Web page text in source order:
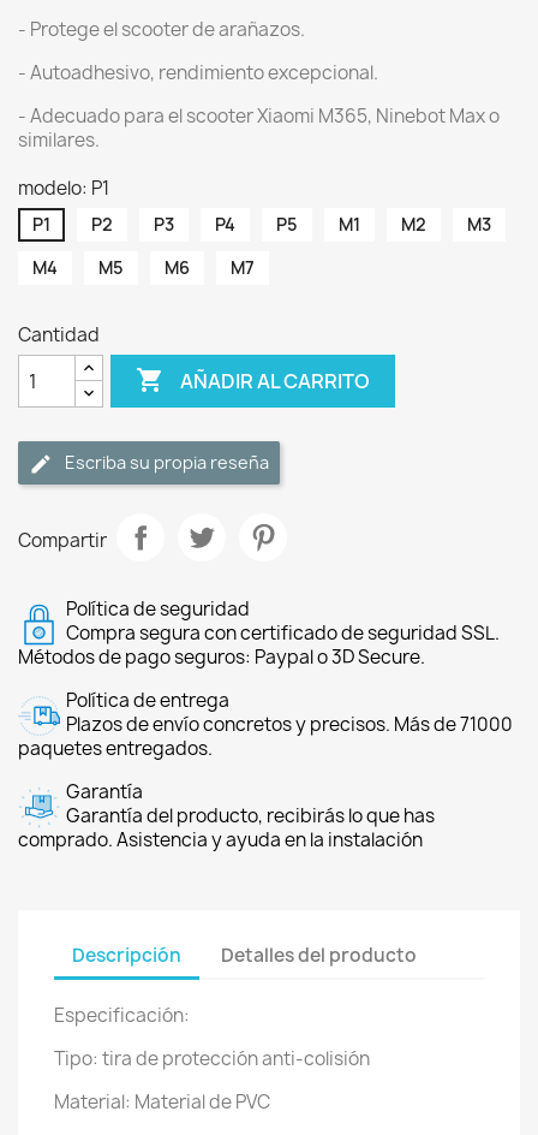
- Protege el scooter de arañazos.
- Autoadhesivo, rendimiento excepcional.
- Adecuado para el scooter Xiaomi M365, Ninebot Max o
similares.
modelo: P1
P1 P2 P3 P4 P5 M1 M2
M3
M4
M5 M6 M7
Cantidad
 AÑADIR AL CARRITO
Escriba su propia reseña
Compartir
Política de seguridad
Compra segura con certificado de seguridad SSL.
Métodos de pago seguros: Paypal o 3D Secure.
Política de entrega
Plazos de envío concretos y precisos. Más de 71000
paquetes entregados.
Garantía
Garantía del producto, recibirás lo que has
comprado. Asistencia y ayuda en la instalación
Descripción Detalles del producto
Especificación:
Tipo: tira de protección anti-colisión
Material: Material de PVC